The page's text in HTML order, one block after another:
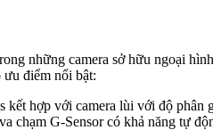
những camera sở hữu ngoại
điểm nổi bật:
kết hợp với camera lùi với độ
chạm G-Sensor có khả năng tự